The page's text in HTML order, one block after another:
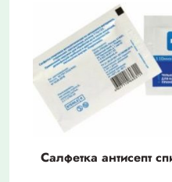
Салфетка антисепт